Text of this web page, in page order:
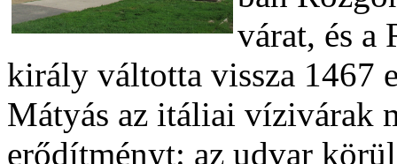
várat, és a
király váltotta vissza 1467
Mátyás az itáliai vízivárak
erődítményt: az udvar